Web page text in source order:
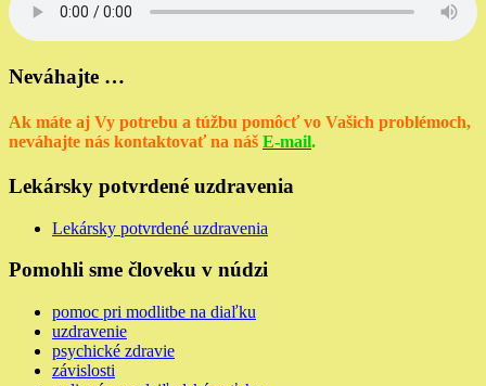
Neváhajte …
Ak máte aj Vy potrebu a túžbu pomôcť vo Vašich problémoch,
neváhajte nás kontaktovať na náš E-mail.
Lekársky potvrdené uzdravenia
Lekársky potvrdené uzdravenia
Pomohli sme človeku v núdzi
pomoc pri modlitbe na diaľku
uzdravenie
psychické zdravie
závislosti